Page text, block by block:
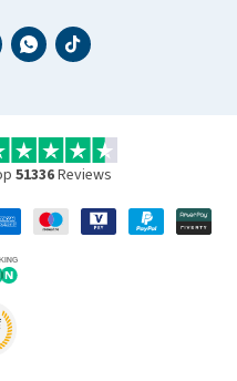
51336Reviews